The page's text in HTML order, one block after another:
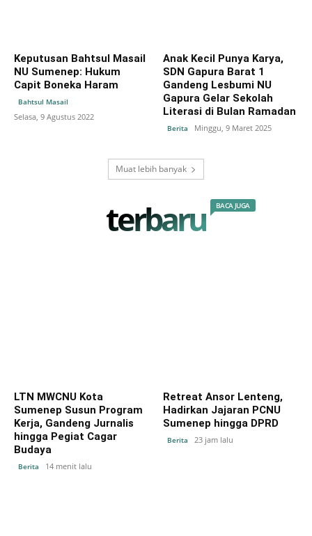
Keputusan Bahtsul Masail
NU Sumenep: Hukum
Capit Boneka Haram
Bahtsul Masail
Selasa, 9 Agustus 2022
Anak Kecil Punya Karya,
SDN Gapura Barat 1
Gandeng Lesbumi NU
Gapura Gelar Sekolah
Literasi di Bulan Ramadan
Berita Minggu, 9 Maret 2025
Muat lebih banyak
terbaru BACA JUGA
LTN MWCNU Kota
Sumenep Susun Program
Kerja, Gandeng Jurnalis
hingga Pegiat Cagar
Budaya
Berita 14 menit lalu
Retreat Ansor Lenteng,
Hadirkan Jajaran PCNU
Sumenep hingga DPRD
Berita 23 jam lalu